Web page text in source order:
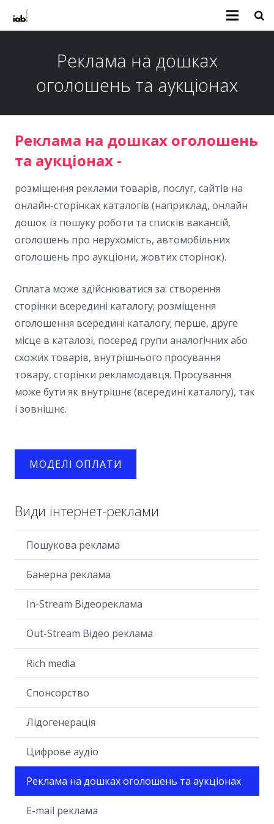
Реклама на дошках
оголошень та аукціонах
Реклама на дошках оголошень
та аукціонах -
розміщення реклами товарів, послуг, сайтів на
онлайн-сторінках каталогів (наприклад, онлайн
дошок із пошуку роботи та списків вакансій,
оголошень про нерухомість, автомобільних
оголошень про аукціони, жовтих сторінок).
Оплата може здійснюватися за: створення
сторінки всередині каталогу; розміщення
оголошення всередині каталогу; перше, друге
місце в каталозі, посеред групи аналогічних або
схожих товарів, внутрішнього просування
товару, сторінки рекламодавця. Просування
може бути як внутрішнє (всередині каталогу), так
і зовнішнє.
МОДЕЛI ОПЛАТИ
Види інтернет-реклами
Пошукова реклама
Банерна реклама
In-Stream Відеореклама
Out-Stream Відео реклама
Rich media
Спонсорство
Лідогенерація
Цифрове аудіо
Реклама на дошках оголошень та аукціонах
E-mail реклама